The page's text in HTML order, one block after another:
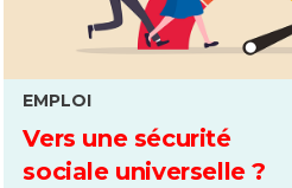
EMPLOI
Vers une sécurité
sociale universelle ?